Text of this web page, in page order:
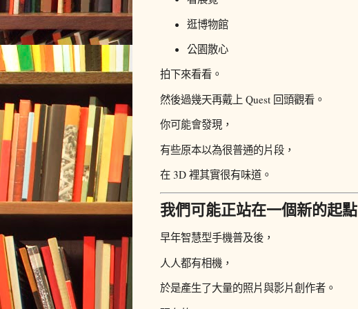
逛博物館
公園散心
拍下來看看。
然後過幾天再戴上 Quest 回頭觀看。
你可能會發現，
有些原本以為很普通的片段，
在 3D 裡其實很有味道。
我們可能正站在一個新的起點
早年智慧型手機普及後，
人人都有相機，
於是產生了大量的照片與影片創作者。